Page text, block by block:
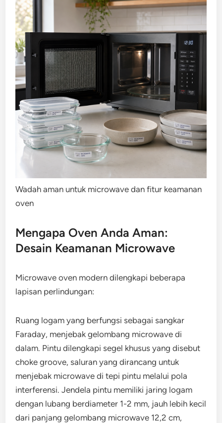
Wadah aman untuk microwave dan fitur keamanan
oven
Mengapa Oven Anda Aman:
Desain Keamanan Microwave
Microwave oven modern dilengkapi beberapa
lapisan perlindungan:
Ruang logam yang berfungsi sebagai sangkar
Faraday, menjebak gelombang microwave di
dalam. Pintu dilengkapi segel khusus yang disebut
choke groove, saluran yang dirancang untuk
menjebak microwave di tepi pintu melalui pola
interferensi. Jendela pintu memiliki jaring logam
dengan lubang berdiameter 1-2 mm, jauh lebih kecil
dari panjang gelombang microwave 12,2 cm,